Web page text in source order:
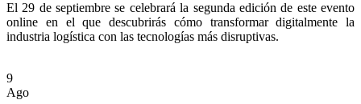
El 29 de septiembre se celebrará la segunda edición de este evento
online en el que descubrirás cómo transformar digitalmente la
industria logística con las tecnologías más disruptivas.
9
Ago